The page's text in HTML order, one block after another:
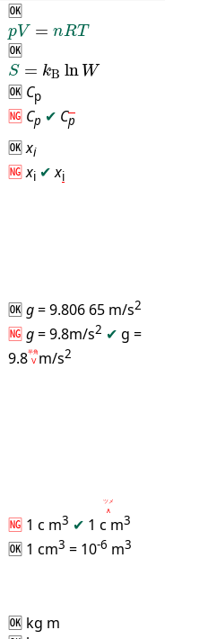
🆗
pV = nRT
pV= RT
🆗
S = kB ln W
S= Bln W
🆗 Cp
🆖 Cp ✔ Cp
🆗xi
🆖xi ✔ xi
🆗g= 9.806 65 m/s2
🆖g= 9.8m/s2 ✔ g =
9.8 Ⅴ
半角 m/s2
🆖 1 c m3 ✔ 1 c
∧
ツメ
m3
🆗 1 cm3 = 10-6 m3
🆗 kg m